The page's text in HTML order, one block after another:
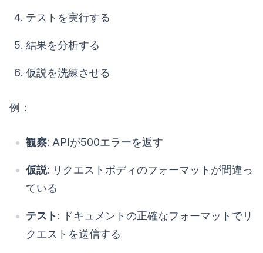
テストを実行する
結果を分析する
仮説を洗練させる
例：
観察: APIが500エラーを返す
仮説: リクエストボディのフォーマットが間違っ
ている
テスト: ドキュメントの正確なフォーマットでリ
クエストを送信する